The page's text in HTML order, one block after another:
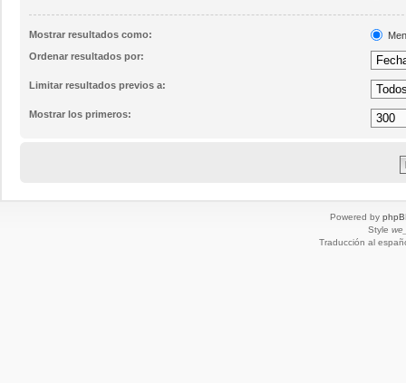
Mostrar resultados como:
Ordenar resultados por:
Limitar resultados previos a:
Mostrar los primeros:
Powered by
Style
Traducción al